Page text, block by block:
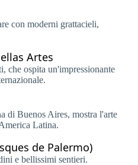
con moderni grattacieli,
Artes
che ospita un'impressionante
di Buenos Aires, mostra l'arte
Latina.
de Palermo)
e bellissimi sentieri.